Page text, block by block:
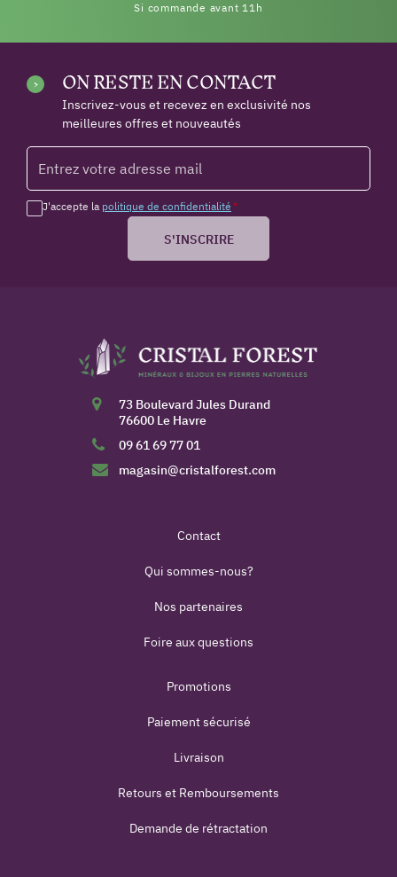
Si commande avant 11h
ON RESTE EN CONTACT
Inscrivez-vous et recevez en exclusivité nos
meilleures offres et nouveautés
J'accepte la politique de confidentialité *
S'INSCRIRE
73 Boulevard Jules Durand
76600 Le Havre
09 61 69 77 01
magasin@cristalforest.com
Contact
Qui sommes-nous?
Nos partenaires
Foire aux questions
Promotions
Paiement sécurisé
Livraison
Retours et Remboursements
Demande de rétractation